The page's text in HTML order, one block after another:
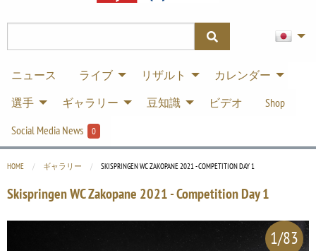
ニュース ライブ リザルト
カレンダー
選手
ギャラリー 豆知識 ビデオ
Shop
Social Media News
0
HOME ギャラリー CURRENT:
SKISPRINGEN WC ZAKOPANE 2021 - COMPETITION DAY 1
Skispringen WC Zakopane 2021 - Competition Day 1
1/83